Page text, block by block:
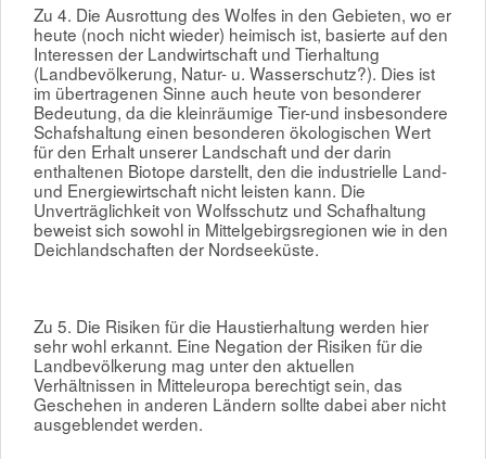
Zu 4. Die Ausrottung des Wolfes in den Gebieten, wo er
heute (noch nicht wieder) heimisch ist, basierte auf den
Interessen der Landwirtschaft und Tierhaltung
(Landbevölkerung, Natur- u. Wasserschutz?). Dies ist
im übertragenen Sinne auch heute von besonderer
Bedeutung, da die kleinräumige Tier-und insbesondere
Schafshaltung einen besonderen ökologischen Wert
für den Erhalt unserer Landschaft und der darin
enthaltenen Biotope darstellt, den die industrielle Land-
und Energiewirtschaft nicht leisten kann. Die
Unverträglichkeit von Wolfsschutz und Schafhaltung
beweist sich sowohl in Mittelgebirgsregionen wie in den
Deichlandschaften der Nordseeküste.
Zu 5. Die Risiken für die Haustierhaltung werden hier
sehr wohl erkannt. Eine Negation der Risiken für die
Landbevölkerung mag unter den aktuellen
Verhältnissen in Mitteleuropa berechtigt sein, das
Geschehen in anderen Ländern sollte dabei aber nicht
ausgeblendet werden.